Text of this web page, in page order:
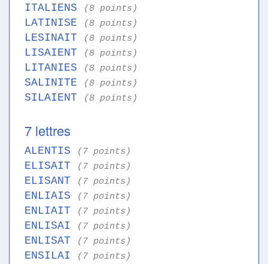
ITALIENS (8 points)
LATINISE (8 points)
LESINAIT (8 points)
LISAIENT (8 points)
LITANIES (8 points)
SALINITE (8 points)
SILAIENT (8 points)
7 lettres
ALENTIS (7 points)
ELISAIT (7 points)
ELISANT (7 points)
ENLIAIS (7 points)
ENLIAIT (7 points)
ENLISAI (7 points)
ENLISAT (7 points)
ENSILAI (7 points)